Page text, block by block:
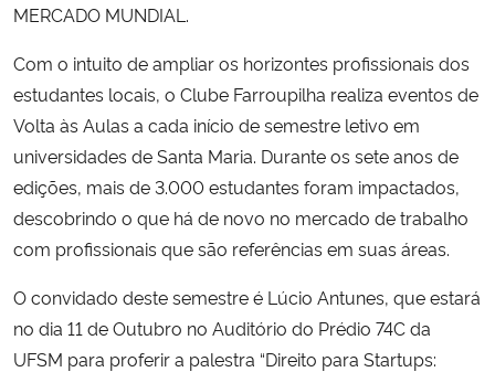
Ministério da Ciência, Tecnologia, Inovações e Comunicações
Ministério do Meio Ambiente
Ministério do Desenvolvimento Regional
Controladoria-Geral da União
MERCADO MUNDIAL.
Com o intuito de ampliar os horizontes profissionais dos
estudantes locais, o Clube Farroupilha realiza eventos de
Volta às Aulas a cada início de semestre letivo em
universidades de Santa Maria. Durante os sete anos de
edições, mais de 3.000 estudantes foram impactados,
descobrindo o que há de novo no mercado de trabalho
com profissionais que são referências em suas áreas.
O convidado deste semestre é Lúcio Antunes, que estará
no dia 11 de Outubro no Auditório do Prédio 74C da
UFSM para proferir a palestra “Direito para Startups: